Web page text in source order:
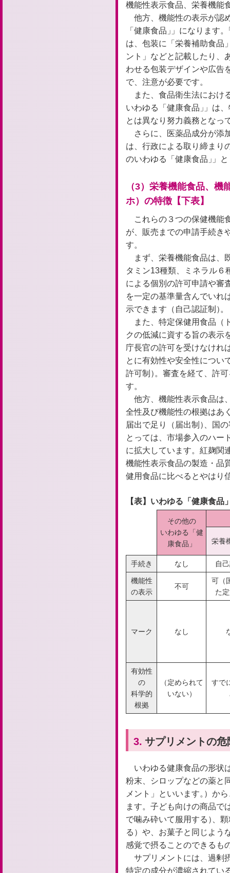
機能性表示食品、栄養機能
他方、機能性の表示が認
「健康食品」」 になります。
は、包装に「栄養補助食品
ント」などと記載したり、
わせる包装デザインや広告
で、注意が必要です。
また、食品衛生法におけ
いわゆる「健康食品」」 は
とは異なり努力義務となっ
さらに、医薬品成分が添
は、行政による取り締まり
のいわゆる「健康食品」」
（3）栄養機能食品、
ホ）の特徴【下表】
これらの３つの保健機能
が、販売までの申請手続き
す。
まず、栄養機能食品は、
タミン13種類、ミネラル６
による個別の許可申請や審
を一定の基準量含んでいれ
示できます（自己認証制）。
また、特定保健用食品（
クの低減に資する旨の表示
庁長官の許可を受けなけれ
とに有効性や安全性につい
許可制）。 審査を経て、許
す。
他方、機能性表示食品は
全性及び機能性の根拠はあ
届出で足り（届出制）
国
とっては、市場参入のハー
に拡大しています。紅麹関
機能性表示食品の製造・品
健用食品に比べるとやはり
【表】いわゆる「健康食品
その他の
いわゆる「健
康食品」
栄養
手続き なし 自
機能性
の表示
不可
可（
た
マーク なし
有効性
の
科学的
根拠
（定められて
いない）
すで
3. サプリメントの危
いわゆる健康食品の形状
粉末、シロップなどの薬と
メント」といいます。） か
ます。子ども向けの商品で
で噛み砕いて服用する）
顆
る）や、お菓子と同じよう
感覚で摂ることのできるも
サプリメントには、過剰
特定の成分が濃縮されてい